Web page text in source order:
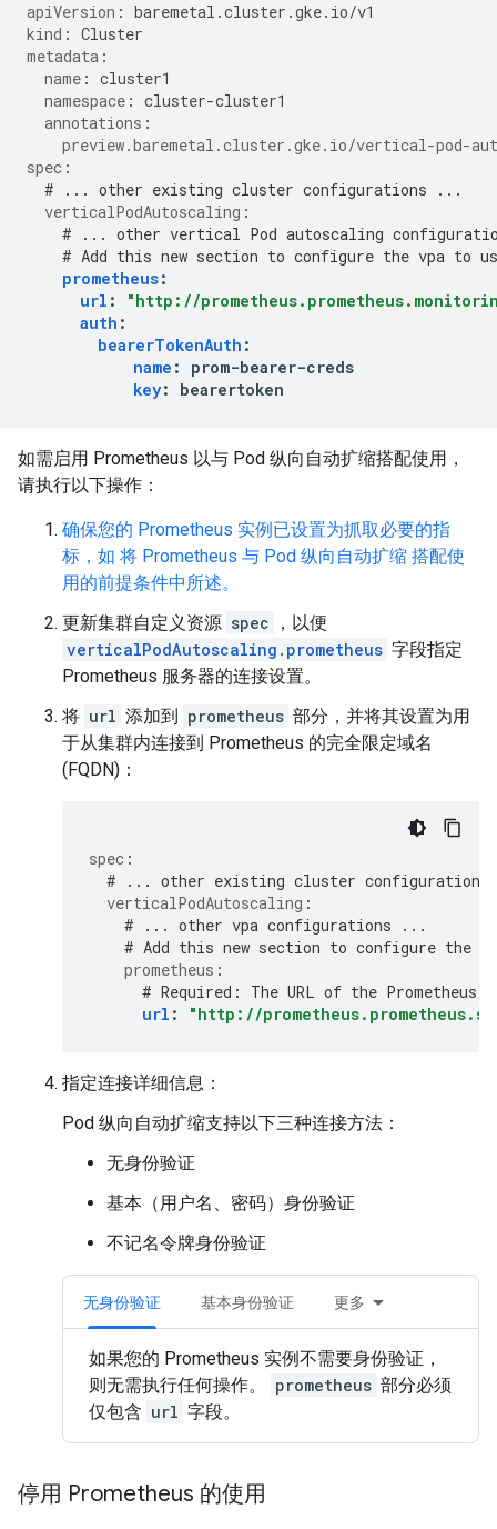
apiVersion : baremetal.cluster.gke.io/v1
kind : Cluster
metadata :
name : cluster1
namespace : cluster-cluster1
annotations :
preview.baremetal.cluster.gke.io/vertical-pod-
spec :
# ... other existing cluster configurations ...
verticalPodAutoscaling :
# ... other vertical Pod autoscaling
# Add this new section to configure the vpa to
prometheus:
url :
"http://
auth :
bearerTokenAuth :
name :
prom-bearer-creds
key: bearertoken
如需启用 Prometheus 以与 Pod 纵向自动扩缩搭配使用，
请执行以下操作：
确保您的 Prometheus 实例已设置为抓取必要的指
标，如 将 Prometheus 与 Pod 纵向自动扩缩 搭配使
用的前提条件中所述。
更新集群自定义资源 spec
，以便
verticalPodAutoscaling.prometheus 字段指定
Prometheus 服务器的连接设置。
将 url 添加到 prometheus 部分，并将其设置为用
于从集群内连接到 Prometheus 的完全限定域名
(FQDN)：
spec :
# ... other existing cluster
verticalPodAutoscaling :
# ... other vpa configurations ...
# Add this new section to configure the
prometheus :
# Required: The URL of the Prometheus
url : "http://
指定连接详细信息：
Pod 纵向自动扩缩支持以下三种连接方法：
无身份验证
基本（用户名、密码）身份验证
不记名令牌身份验证
无身份验证 基本身份验证 更多
如果您的 Prometheus 实例不需要身份验证，
则无需执行任何操作。
prometheus 部分必须
仅包含 url 字段。
停用 Prometheus 的使用